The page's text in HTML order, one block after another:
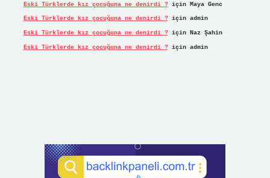
Eski Türklerde kız çocuğuna ne denirdi ?için Maya Genc
Eski Türklerde kız çocuğuna ne denirdi ?için admin
Eski Türklerde kız çocuğuna ne denirdi ?için Naz Şahin
Eski Türklerde kız çocuğuna ne denirdi ?için admin